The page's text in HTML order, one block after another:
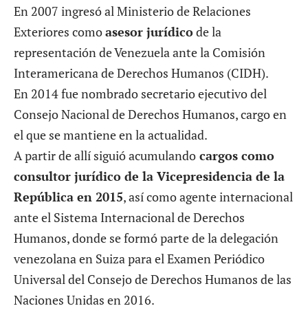
En 2007 ingresó al Ministerio de Relaciones
Exteriores comoasesor jurídicode la
representación de Venezuela ante la Comisión
Interamericana de Derechos Humanos (CIDH).
En 2014 fue nombrado secretario ejecutivo del
Consejo Nacional de Derechos Humanos, cargo en
el que se mantiene en la actualidad.
A partir de allí siguió acumulando cargos como
consultor jurídico de la Vicepresidencia de la
República en 2015, así como agente internacional
ante el Sistema Internacional de Derechos
Humanos, donde se formó parte de la delegación
venezolana en Suiza para el Examen Periódico
Universal del Consejo de Derechos Humanos de las
Naciones Unidas en 2016.